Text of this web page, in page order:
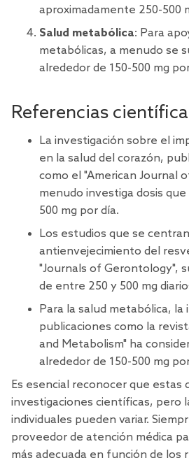
aproximadamente 250-500
Salud metabólica: Para
metabólicas, a menudo se
alrededor de 150-500 mg
Referencias
La investigación sobre el
en la salud del corazón,
como el "American Journal
menudo investiga dosis
500 mg por día.
Los estudios que se
antienvejecimiento del
"Journals of Gerontology",
de entre 250 y 500 mg
Para la salud metabólica, la
publicaciones como la
and Metabolism" ha
alrededor de 150-500 mg
Es esencial reconocer que estas
investigaciones científicas, pero
individuales pueden variar.
proveedor de atención médica
más adecuada en función de los